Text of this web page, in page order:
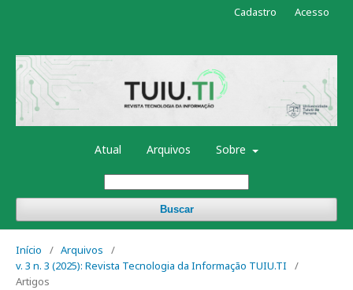
Atual Arquivos Sobre
Buscar
Cadastro Acesso
Início / Arquivos
/
v. 3 n. 3 (2025): Revista Tecnologia da Informação TUIU.TI
/
Artigos